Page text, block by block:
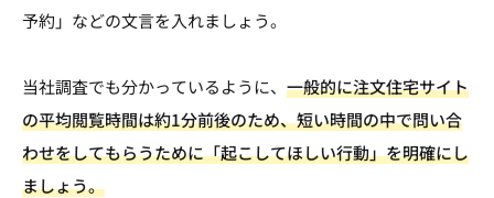
予約」などの文言を入れましょう。
当社調査でも分かっているように、 一般的に注文住宅サイト
の平均閲覧時間は約1分前後のため、短い時間の中で問い合
わせをしてもらうために「起こしてほしい行動」を明確にし
ましょう。